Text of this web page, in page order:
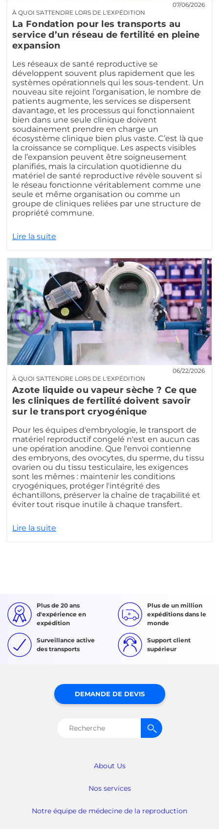
À QUOI S'ATTENDRE LORS DE L'EXPÉDITION
07/06/2026
La Fondation pour les transports au
service d’un réseau de fertilité en pleine
expansion
Les réseaux de santé reproductive se
développent souvent plus rapidement que les
systèmes opérationnels qui les sous-tendent. Un
nouveau site rejoint l’organisation, le nombre de
patients augmente, les services se dispersent
davantage, et les processus qui fonctionnaient
bien dans une seule clinique doivent
soudainement prendre en charge un
écosystème clinique bien plus vaste. C’est là que
la croissance se complique. Les aspects visibles
de l’expansion peuvent être soigneusement
planifiés, mais la circulation quotidienne du
matériel de santé reproductive révèle souvent si
le réseau fonctionne véritablement comme une
seule et même organisation ou comme un
groupe de cliniques reliées par une structure de
propriété commune.
Lire la suite
À QUOI S'ATTENDRE LORS DE L'EXPÉDITION
06/22/2026
Azote liquide ou vapeur sèche ? Ce que
les cliniques de fertilité doivent savoir
sur le transport cryogénique
Pour les équipes d'embryologie, le transport de
matériel reproductif congelé n'est en aucun cas
une opération anodine. Que l'envoi contienne
des embryons, des ovocytes, du sperme, du tissu
ovarien ou du tissu testiculaire, les exigences
sont les mêmes : maintenir les conditions
cryogéniques, protéger l'intégrité des
échantillons, préserver la chaîne de traçabilité et
éviter tout risque inutile à chaque transfert.
Lire la suite
Plus de 20 ans
d'expérience en
expédition
Plus de un million
expéditions dans le
monde
Surveillance active
des transports
Support client
supérieur
About Us
Nos services
Notre équipe de médecine de la reproduction
DEMANDE DE DEVIS
Rechercher :